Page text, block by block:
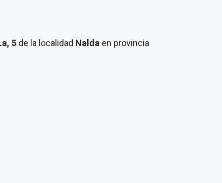
5 de la localidad Nalda en provincia